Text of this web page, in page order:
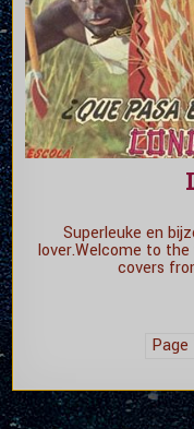
Superleuke en
lover.Welcome to
covers
Page